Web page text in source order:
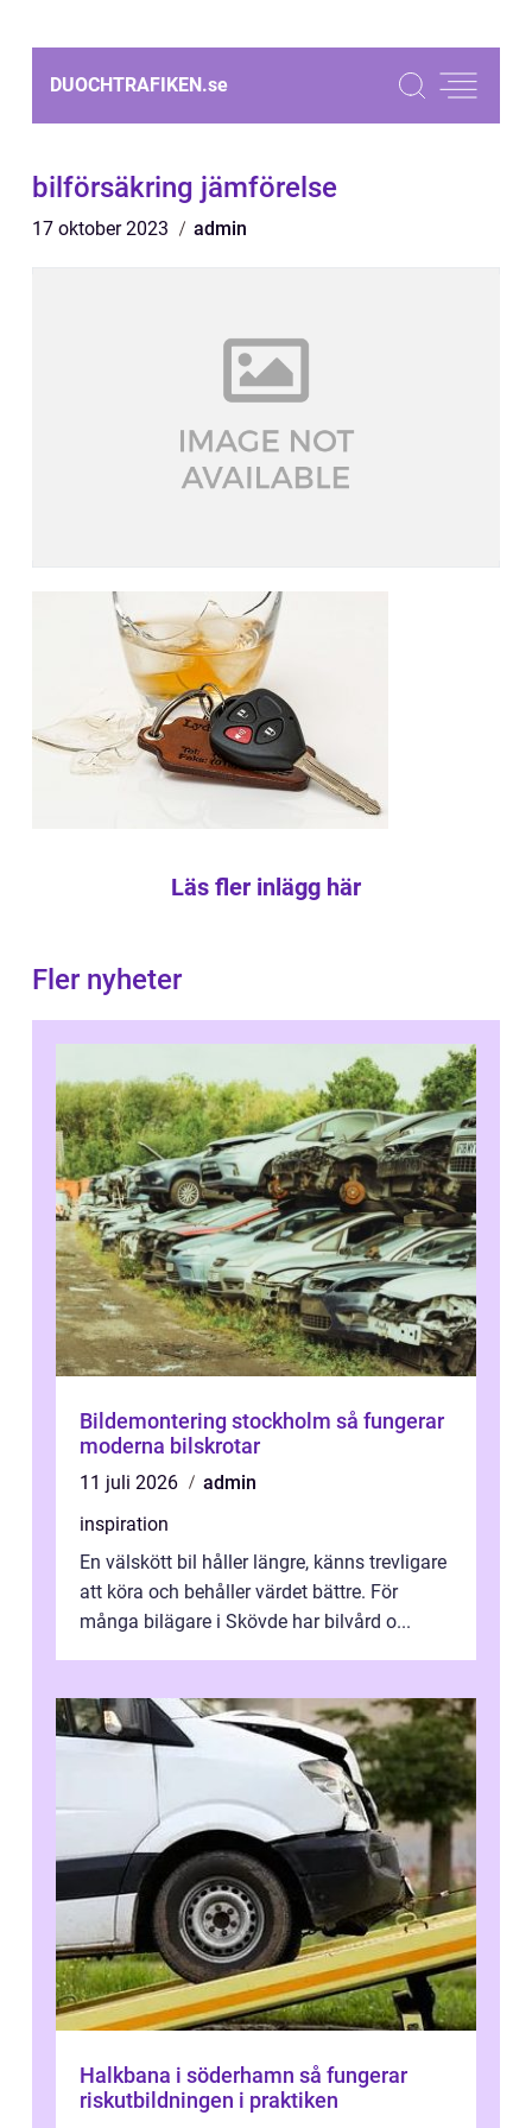
DUOCHTRAFIKEN.se
bilförsäkring jämförelse
17 oktober 2023 admin
Läs fler inlägg här
Fler nyheter
Bildemontering stockholm så fungerar
moderna bilskrotar
11 juli 2026
admin
inspiration
En välskött bil håller längre, känns trevligare
att köra och behåller värdet bättre. För
många bilägare i Skövde har bilvård o...
Halkbana i söderhamn så fungerar
riskutbildningen i praktiken